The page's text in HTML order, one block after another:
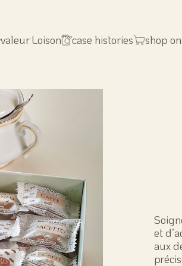
valeur Loison case histories shop
et
aux